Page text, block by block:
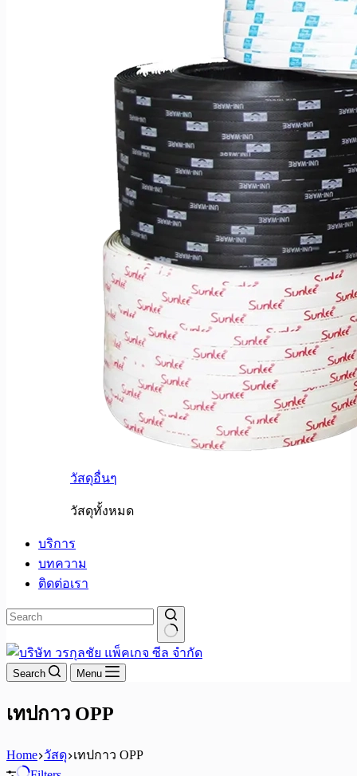
วัสดุอื่นๆ
วัสดุทั้งหมด
บริการ
บทความ
ติดต่อเรา
No
results
Search Menu
เทปกาว OPP
Home วัสดุ เทปกาว OPP